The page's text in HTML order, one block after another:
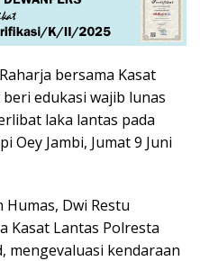
bersama Kasat
edukasi wajib lunas
laka lantas pada
Oey Jambi, Jumat 9 Juni
Dwi Restu
Kasat Lantas Polresta
mengevaluasi kendaraan